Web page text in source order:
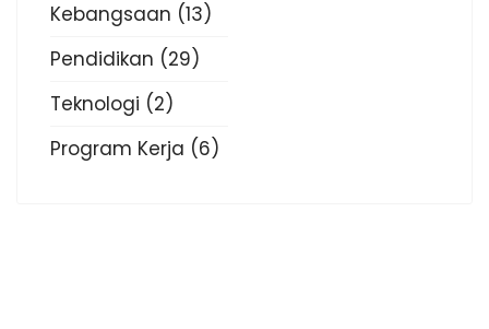
Kebangsaan (13)
Pendidikan (29)
Teknologi (2)
Program Kerja (6)